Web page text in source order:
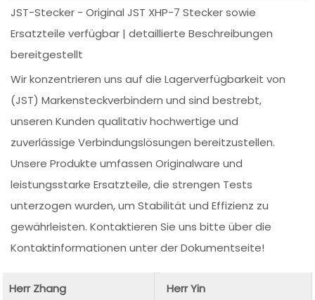
JST-Stecker - Original JST XHP-7 Stecker sowie
Ersatzteile verfügbar | detaillierte Beschreibungen
bereitgestellt
Wir konzentrieren uns auf die Lagerverfügbarkeit von
(JST) Markensteckverbindern und sind bestrebt,
unseren Kunden qualitativ hochwertige und
zuverlässige Verbindungslösungen bereitzustellen.
Unsere Produkte umfassen Originalware und
leistungsstarke Ersatzteile, die strengen Tests
unterzogen wurden, um Stabilität und Effizienz zu
gewährleisten. Kontaktieren Sie uns bitte über die
Kontaktinformationen unter der Dokumentseite!
Herr Zhang
Herr Yin